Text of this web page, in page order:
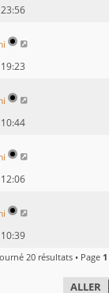
20 résultats • Page 1
ALLER